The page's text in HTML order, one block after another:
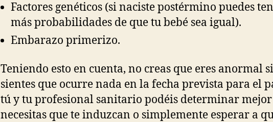
Factores genéticos (si naciste postérmino puedes
más probabilidades de que tu bebé sea igual).
Embarazo primerizo.
Teniendo esto en cuenta, no creas que eres anormal
sientes que ocurre nada en la fecha prevista para el
tú y tu profesional sanitario podéis determinar
necesitas que te induzcan o simplemente esperar a